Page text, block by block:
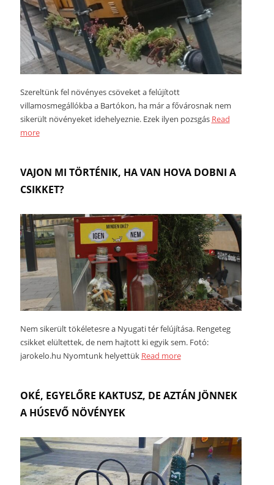
Szereltünk fel növényes csöveket a felújított
villamosmegállókba a Bartókon, ha már a fővárosnak nem
sikerült növényeket idehelyeznie. Ezek ilyen pozsgás Read
more
VAJON MI TÖRTÉNIK, HA VAN HOVA DOBNI A
CSIKKET?
Nem sikerült tökéletesre a Nyugati tér felújítása. Rengeteg
csikket elültettek, de nem hajtott ki egyik sem. Fotó:
jarokelo.hu Nyomtunk helyettük Read more
OKÉ, EGYELŐRE KAKTUSZ, DE AZTÁN JÖNNEK
A HÚSEVŐ NÖVÉNYEK